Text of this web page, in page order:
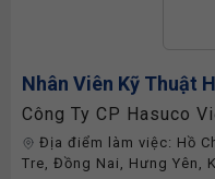
Nhân Viên Kỹ Thuật
Công Ty CP Hasuco
Địa điểm làm việc: Hồ
Tre, Đồng Nai , Hưng Yên ,